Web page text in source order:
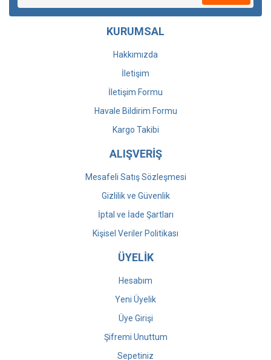
KURUMSAL
Hakkımızda
İletişim
İletişim Formu
Havale Bildirim Formu
Kargo Takibi
ALIŞVERİŞ
Mesafeli Satış Sözleşmesi
Gizlilik ve Güvenlik
İptal ve İade Şartları
Kişisel Veriler Politikası
ÜYELİK
Hesabım
Yeni Üyelik
Üye Girişi
Şifremi Unuttum
Sepetiniz